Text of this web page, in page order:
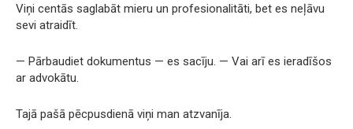
Viņi centās saglabāt mieru un profesionalitāti, bet es neļāvu
sevi atraidīt.
— Pārbaudiet dokumentus — es sacīju. — Vai arī es ieradīšos
ar advokātu.
Tajā pašā pēcpusdienā viņi man atzvanīja.